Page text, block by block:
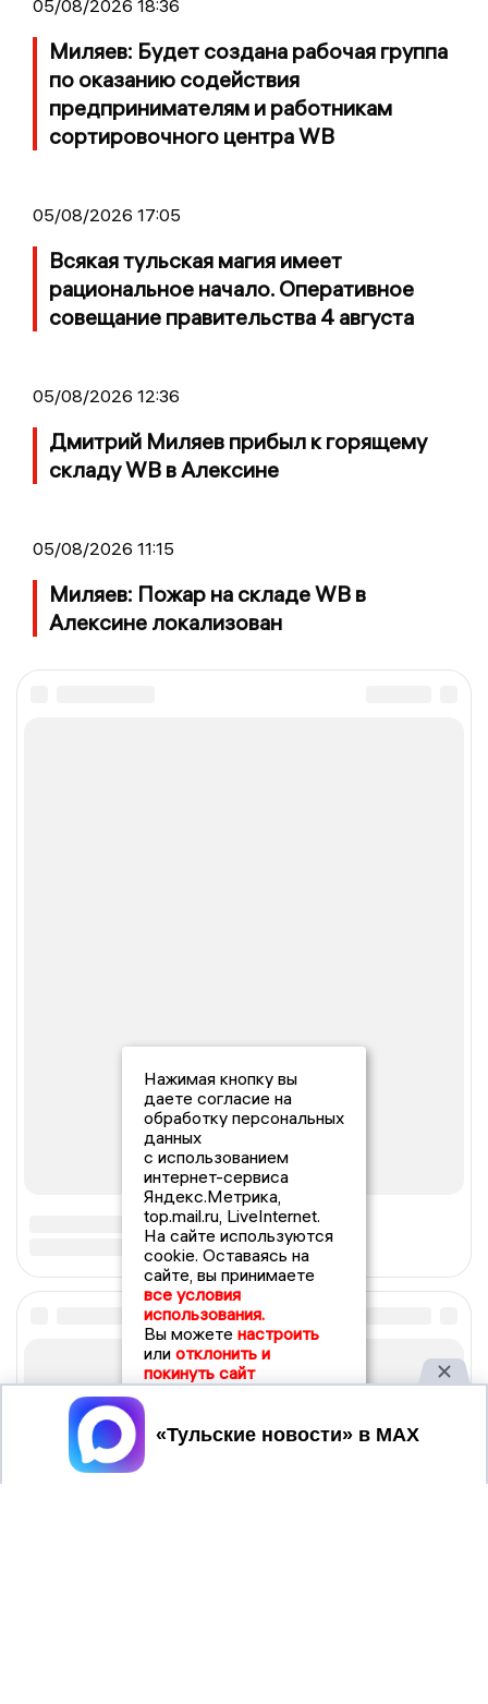
05/08/2026 18:36
Миляев: Будет создана рабочая группа
по оказанию содействия
предпринимателям и работникам
сортировочного центра WB
05/08/2026 17:05
Всякая тульская магия имеет
рациональное начало. Оперативное
совещание правительства 4 августа
05/08/2026 12:36
Дмитрий Миляев прибыл к горящему
складу WB в Алексине
05/08/2026 11:15
Миляев: Пожар на складе WB в
Алексине локализован
Нажимая кнопку вы
даете согласие на
обработку персональных
данных
с использованием
интернет-сервиса
Яндекс.Метрика,
top.mail.ru, LiveInternet.
На сайте используются
cookie. Оставаясь на
сайте, вы принимаете
все условия
использования.
Вы можете настроить
или отклонить и
покинуть сайт
Принять